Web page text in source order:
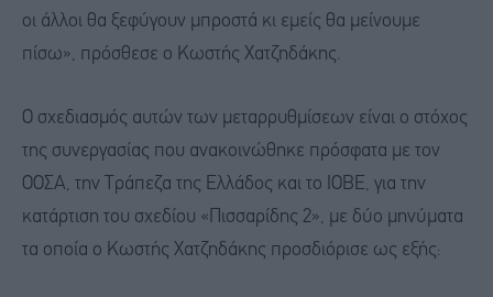
οι άλλοι θα ξεφύγουν μπροστά κι εμείς θα μείνουμε
πίσω», πρόσθεσε ο Κωστής Χατζηδάκης.
Ο σχεδιασμός αυτών των μεταρρυθμίσεων είναι ο στόχος
της συνεργασίας που ανακοινώθηκε πρόσφατα με τον
ΟΟΣΑ, την Τράπεζα της Ελλάδος και το ΙΟΒΕ, για την
κατάρτιση του σχεδίου «Πισσαρίδης 2», με δύο μηνύματα
τα οποία ο Κωστής Χατζηδάκης προσδιόρισε ως εξής: